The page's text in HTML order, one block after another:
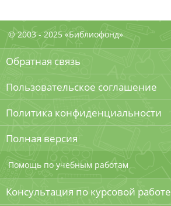
© 2003 - 2025 «Библиофонд»
Обратная связь
Пользовательское соглашение
Политика конфиденциальности
Полная версия
Помощь по учебным работам
Консультация по курсовой работе